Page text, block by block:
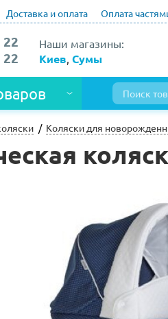
Доставка и оплата Оплата
Наши магазины:
Киев Сумы
Коляски для